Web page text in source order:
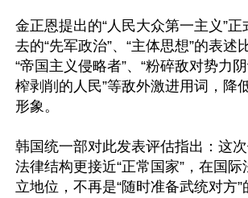
金正恩提出的“人民大众第一主义”
去的“先军政治”、“主体思想”的表述
“帝国主义侵略者”、“粉碎敌对势力
榨剥削的人民”等敌外激进用词，降
形象。
韩国统一部对此发表评估指出：这
法律结构更接近“正常国家”，在国
立地位，不再是“随时准备武统对方